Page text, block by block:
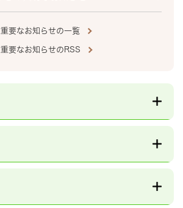
重要なお知らせの一覧
重要なお知らせのRSS